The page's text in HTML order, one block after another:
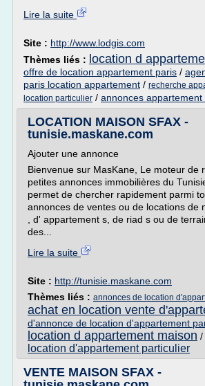
Lire la suite
Site : http://www.lodgis.com
Thèmes liés : location d
offre de location appartement paris /
paris location appartement / recherche
location particulier / annonces appartement
LOCATION MAISON SFAX -
tunisie.maskane.com
Ajouter une annonce
Bienvenue sur MasKane, Le moteur de
petites annonces immobilières du
permet de chercher rapidement parmi
annonces de ventes ou de locations de
, d' appartement s, de riad s ou de
des...
Lire la suite
Site : http://tunisie.maskane.com
Thèmes liés : annonces de location
achat en location vente
d'annonce de location d'appartement
location d appartement maison /
location d'appartement particulier
VENTE MAISON SFAX -